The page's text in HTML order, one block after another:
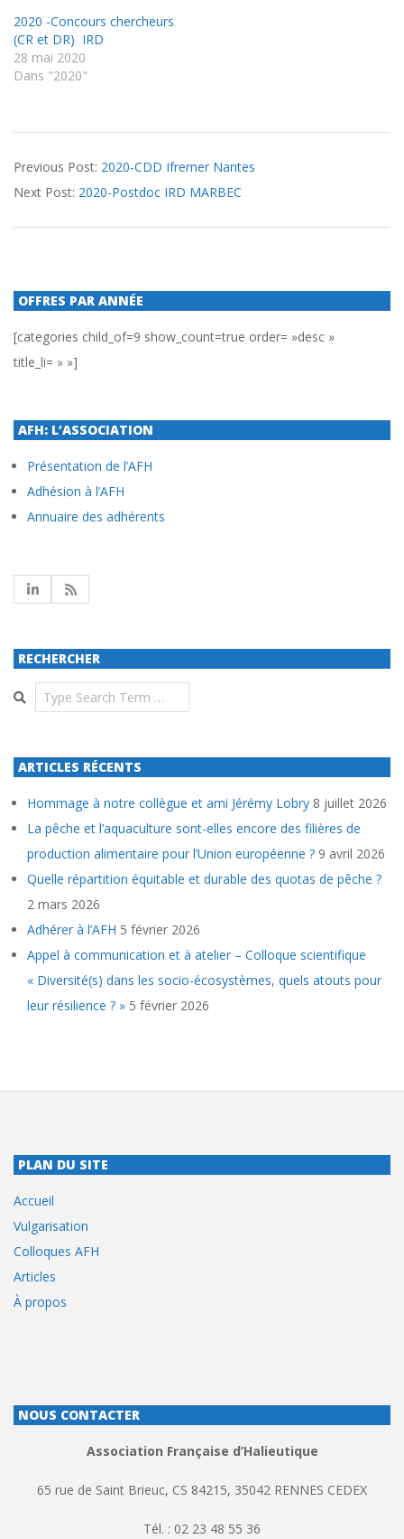
2020 -Concours chercheurs
(CR et DR) IRD
28 mai 2020
Dans "2020"
09-
25
Previous Post: 2020-CDD Ifremer Nantes
Next Post: 2020-Postdoc IRD MARBEC
OFFRES PAR ANNÉE
[categories child_of=9 show_count=true order= »desc »
title_li= » »]
AFH: L’ASSOCIATION
Présentation de l’AFH
Adhésion à l’AFH
Annuaire des adhérents
RECHERCHER
Search
ARTICLES RÉCENTS
Hommage à notre collègue et ami Jérémy Lobry 8 juillet 2026
La pêche et l’aquaculture sont-elles encore des filières de
production alimentaire pour l’Union européenne ? 9 avril 2026
Quelle répartition équitable et durable des quotas de pêche ?
2 mars 2026
Adhérer à l’AFH 5 février 2026
Appel à communication et à atelier – Colloque scientifique
« Diversité(s) dans les socio-écosystèmes, quels atouts pour
leur résilience ? » 5 février 2026
PLAN DU SITE
Accueil
Vulgarisation
Colloques AFH
Articles
À propos
NOUS CONTACTER
Association Française d’Halieutique
65 rue de Saint Brieuc, CS 84215, 35042 RENNES CEDEX
Tél. : 02 23 48 55 36